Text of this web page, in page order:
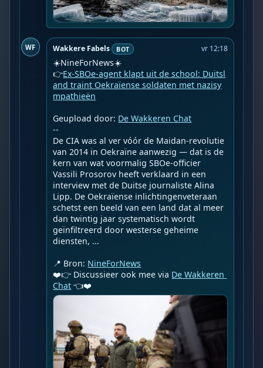
WF Wakkere Fabels BOT vr 12:18
☀️NineForNews☀️
👉Ex-SBOe-agent klapt uit de school: Duitsl
and traint Oekraïense soldaten met nazisy
mpathieën
Geupload door: De Wakkeren Chat
--
De CIA was al ver vóór de Maidan-revolutie
van 2014 in Oekraïne aanwezig — dat is de
kern van wat voormalig SBOe-officier
Vassili Prosorov heeft verklaard in een
interview met de Duitse journaliste Alina
Lipp. De Oekraïense inlichtingenveteraan
schetst een beeld van een land dat al meer
dan twintig jaar systematisch wordt
geïnfiltreerd door westerse geheime
diensten, ...
📍 Bron: NineForNews
❤️👉 Discussieer ook mee via De Wakkeren
Chat 👈❤️